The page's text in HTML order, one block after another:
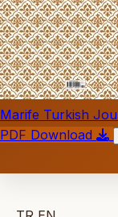
Marife Turkish
PDF Download